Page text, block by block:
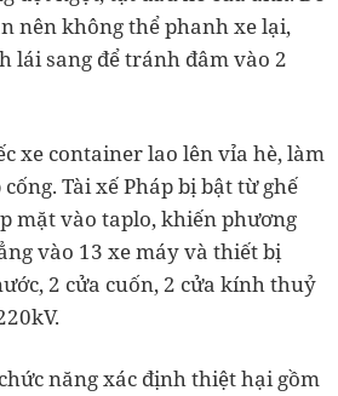
nên không thể phanh xe lại,
lái sang để tránh đâm vào 2
xe container lao lên vỉa hè, làm
Tài xế Pháp bị bật từ ghế
mặt vào taplo, khiến phương
vào 13 xe máy và thiết bị
2 cửa cuốn, 2 cửa kính thuỷ
năng xác định thiệt hại gồm